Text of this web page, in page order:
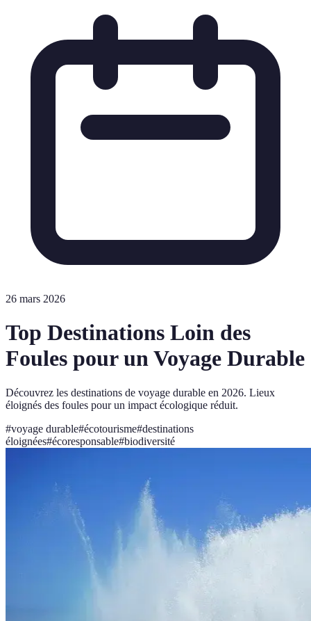
26 mars 2026
Top Destinations Loin des
Foules pour un Voyage Durable
Découvrez les destinations de voyage durable en 2026. Lieux
éloignés des foules pour un impact écologique réduit.
#voyage durable#écotourisme#destinations
éloignées#écoresponsable#biodiversité